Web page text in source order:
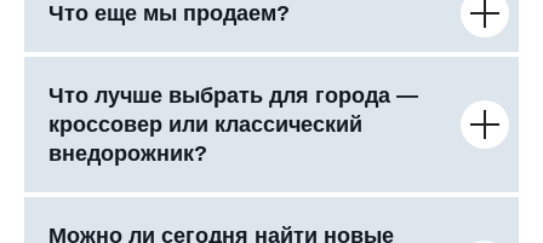
Что еще мы продаем?
Что лучше выбрать для города —
кроссовер или классический
внедорожник?
Можно ли сегодня найти новые